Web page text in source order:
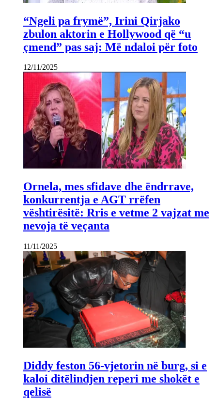
“Ngeli pa frymë”, Irini Qirjako
zbulon aktorin e Hollywood që “u
çmend” pas saj: Më ndaloi për foto
12/11/2025
Ornela, mes sfidave dhe ëndrrave,
konkurrentja e AGT rrëfen
vështirësitë: Rris e vetme 2 vajzat me
nevoja të veçanta
11/11/2025
Diddy feston 56-vjetorin në burg, si e
kaloi ditëlindjen reperi me shokët e
qelisë